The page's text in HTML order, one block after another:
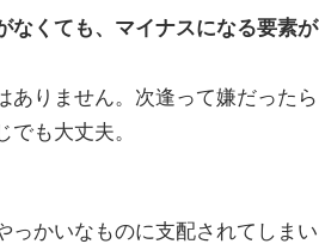
なくても、マイナスになる要素が
りません。次逢って嫌だったら
も大丈夫。
っかいなものに支配されてしまい